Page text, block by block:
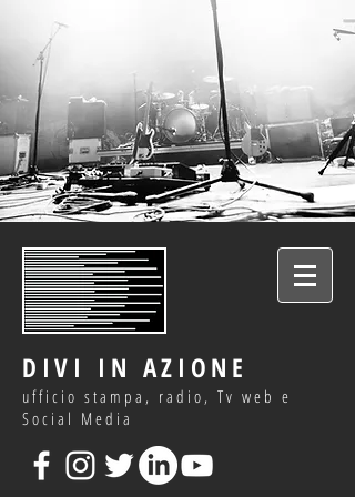
DIVI IN AZIONE
ufficio stampa, radio, Tv web e
Social Media